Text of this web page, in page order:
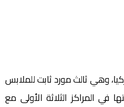
وهي ثالث مورد ثابت للملابس
في المراكز الثلاثة الأولى مع